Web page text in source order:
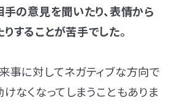
手の意見を聞いたり、表情から
することが苦手でした。
事に対してネガティブな方向で
けなくなってしまうこともありま